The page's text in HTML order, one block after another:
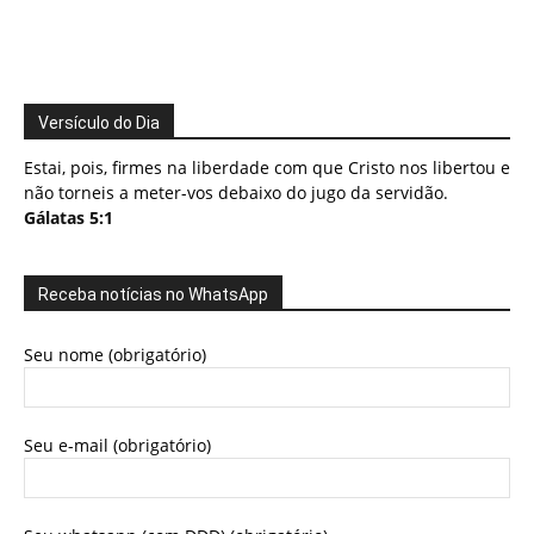
Versículo do Dia
Estai, pois, firmes na liberdade com que Cristo nos libertou e
não torneis a meter-vos debaixo do jugo da servidão.
Gálatas 5:1
Receba notícias no WhatsApp
Seu nome (obrigatório)
Seu e-mail (obrigatório)